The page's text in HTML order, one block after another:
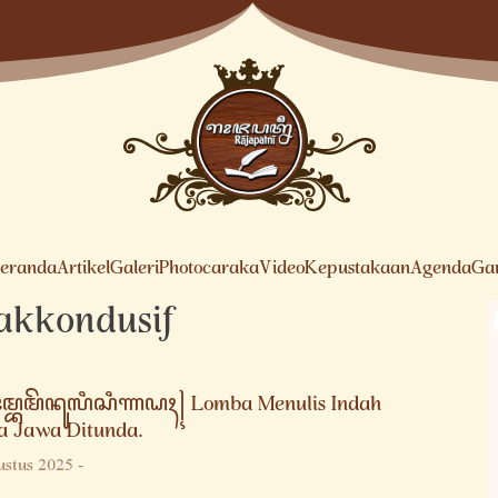
ArtikelGaleriPhotocarakaVideoKepustakaanAgenda
Lomba Menulis Indah
Jawa Ditunda.
2025-